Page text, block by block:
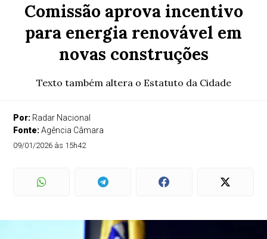
Comissão aprova incentivo
para energia renovável em
novas construções
Texto também altera o Estatuto da Cidade
Por: Radar Nacional
Fonte:Agência Câmara
09/01/2026 às 15h42